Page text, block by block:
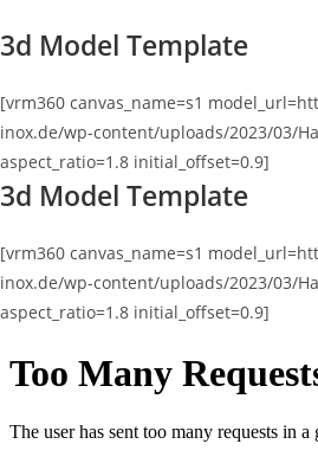
3d Model Template
[vrm360 canvas_name=s1
inox.de/wp-content/uploads/2023/03/
aspect_ratio=1.8 initial_offset=0.9]
3d Model Template
[vrm360 canvas_name=s1
inox.de/wp-content/uploads/2023/03/
aspect_ratio=1.8 initial_offset=0.9]